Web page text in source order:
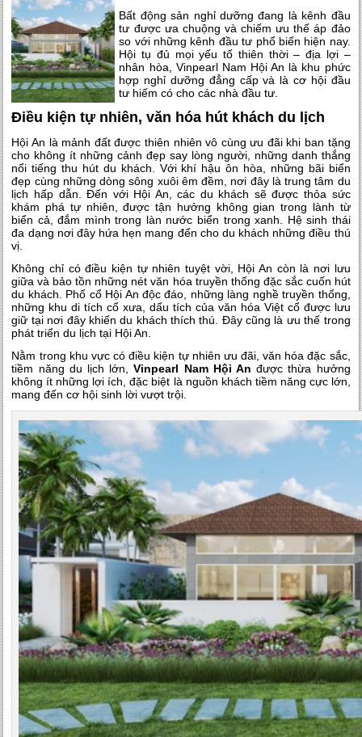
Bất động sản nghỉ dưỡng đang là kênh đầu
tư được ưa chuộng và chiếm ưu thế áp đảo
so với những kênh đầu tư phổ biến hiện nay.
Hội tụ đủ mọi yếu tố thiên thời – địa lợi –
nhân hòa, Vinpearl Nam Hội An là khu phức
hợp nghỉ dưỡng đẳng cấp và là cơ hội đầu
tư hiếm có cho các nhà đầu tư.
Điều kiện tự nhiên, văn hóa hút khách du lịch
Hội An là mảnh đất được thiên nhiên vô cùng ưu đãi khi ban tặng
cho không ít những cảnh đẹp say lòng người, những danh thắng
nổi tiếng thu hút du khách. Với khí hậu ôn hòa, những bãi biển
đẹp cùng những dòng sông xuôi êm đềm, nơi đây là trung tâm du
lịch hấp dẫn. Đến với Hội An, các du khách sẽ được thỏa sức
khám phá tự nhiên, được tận hưởng không gian trong lành từ
biển cả, đắm mình trong làn nước biển trong xanh. Hệ sinh thái
đa dạng nơi đây hứa hẹn mang đến cho du khách những điều thú
vị.
Không chỉ có điều kiện tự nhiên tuyệt vời, Hội An còn là nơi lưu
giữa và bảo tồn những nét văn hóa truyền thống đặc sắc cuốn hút
du khách. Phố cổ Hội An độc đáo, những làng nghề truyền thống,
những khu di tích cổ xưa, dấu tích của văn hóa Việt cổ được lưu
giữ tại nơi đây khiến du khách thích thú. Đây cũng là ưu thế trong
phát triển du lịch tại Hội An.
Nằm trong khu vực có điều kiện tự nhiên ưu đãi, văn hóa đặc sắc,
tiềm năng du lịch lớn,Vinpearl Nam Hội An được thừa hưởng
không ít những lợi ích, đặc biệt là nguồn khách tiềm năng cực lớn,
mang đến cơ hội sinh lời vượt trội.